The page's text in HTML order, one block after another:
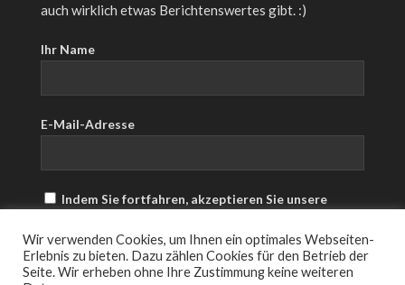
auch wirklich etwas Berichtenswertes gibt. :)
Ihr Name
E-Mail-Adresse
Indem Sie fortfahren, akzeptieren Sie unsere
Wir verwenden Cookies, um Ihnen ein optimales Webseiten-
Erlebnis zu bieten. Dazu zählen Cookies für den Betrieb der
Seite. Wir erheben ohne Ihre Zustimmung keine weiteren